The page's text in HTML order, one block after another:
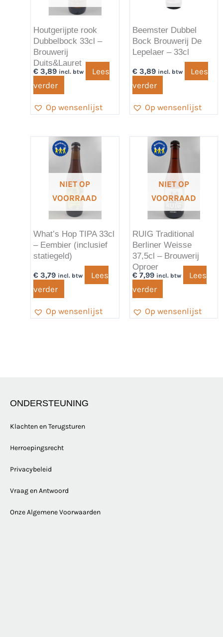
Houtgerijpte rook
Dubbelbock 33cl –
Brouwerij
Duits&Lauret
€ 3,89 incl. btw
Lees
verder
Op wensenlijst
Beemster Dubbel
Bock Brouwerij De
Lepelaer – 33cl
€3,89 incl. btw
Lees
verder
Op wensenlijst
NIET OP
VOORRAAD
What’s Hop TIPA 33cl
– Eembier (inclusief
statiegeld)
€ 3,79 incl. btw
Lees
verder
Op wensenlijst
NIET OP
VOORRAAD
RUIG Traditional
Berliner Weisse
37,5cl – Brouwerij
Oproer
€7,99 incl. btw
Lees
verder
Op wensenlijst
ONDERSTEUNING
Klachten en Terugsturen
Herroepingsrecht
Privacybeleid
Vraag en Antwoord
Onze Algemene Voorwaarden